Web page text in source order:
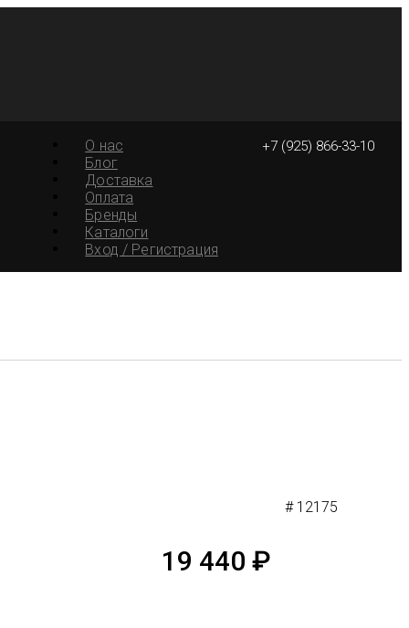
+7 (925) 866-33-10
О нас
Блог
Доставка
Оплата
Бренды
Каталоги
Вход / Регистрация
# 12175
19 440 ₽